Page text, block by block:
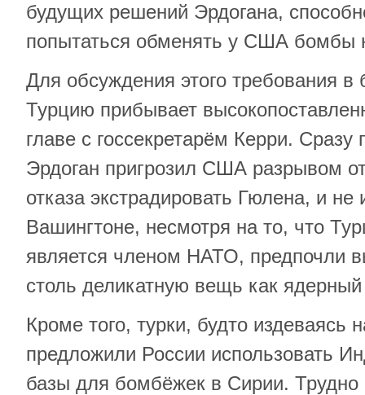
будущих решений Эрдогана,
попытаться обменять у США бомбы
Для обсуждения этого требования
Турцию прибывает
главе с госсекретарём Керри. Сразу
Эрдоган пригрозил США разрывом
отказа экстрадировать Гюлена, и не
Вашингтоне, несмотря на то, что
является членом НАТО, предпочли
столь деликатную вещь как
Кроме того, турки, будто
предложили России использовать
базы для бомбёжек в Сирии. Трудно